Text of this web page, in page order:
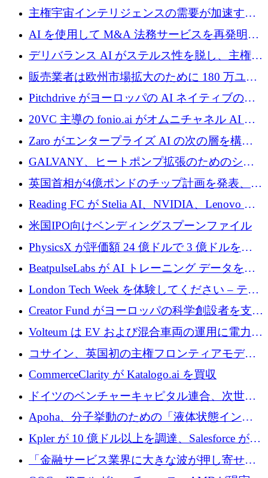
埋めるために設計された重量物運搬用eVTOL
であるVictorを発表
主権宇宙インテリジェンスの需要が加速する
中、ICEYEは評価額100億ユーロ以上で4億
5,000万ユーロを調達
AI を使用して M&A 法務サービスを再発明す
るために 110 万ユーロを適切に確保
デリバランス AI がステルス性を脱し、主権の
あるエンタープライズ AI を強化
販売業者は欧州市場拡大のために 180 万ユー
ロを確保
Pitchdrive がヨーロッパの AI ネイティブの創
業者を支援するために 6,000 万ユーロを調達
20VC 主導の fonio.ai がオムニチャネル AI プ
ラットフォームのために 1,700 万ドルを調達
Zaro がエンタープライズ AI の次の層を構築
するために 510 万ドルを獲得
GALVANY、ヒートポンプ拡張のためのシー
ドラウンドで1,000万ユーロを確保
英国首相が4億ポンドのチップ計画を発表、英
国の新興企業は「ここで拡大」し「ここに留
まる」
Reading FC が Stelia AI、NVIDIA、Lenovo と
協力して AI Center of Excellence を立ち上げ
米国IPO向けベンディングスプーンファイル
PhysicsX が評価額 24 億ドルで 3 億ドルを調
達
BeatpulseLabs が AI トレーニング データを拡
張するために 180 万ドルのプレシードを調達
London Tech Week を体験してください – テク
ノロジーがヨーロッパのイノベーションの未
来を形作る場所
Creator Fund がヨーロッパの科学創設者を支援
するために 5,600 万ドルを調達
Volteum は EV および混合車両の運用に電力を
供給するために 250 万ユーロを寄付
コサイン、英国初の主権フロンティアモデル
で業界の支援を確保
CommerceClarity が Katalogo.ai を買収
ドイツのベンチャーキャピタル連合、次世代
スタートアップの成長に向けて機関投資家へ
の資本シフトを呼びかけ
Apoha、分子挙動のための「液体状態インテ
リジェンス」を構築するために3,600万ドルを
かけてステルス状態から出現
Kpler が 10 億ドル以上を調達、Salesforce が
Contentful を買収、Built in Europe キャンペー
ンを開始
「金融サービス業界に大きな波が押し寄せて
いる」と「欧州初のAIネイティブ銀行」のボ